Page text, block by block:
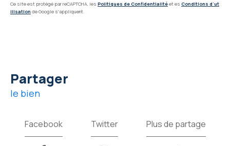
Ce site est protégé par reCAPTCHA, les Politiques de Confidentialitéet es Conditions d'ut
ilisation de Google s'appliquent.
partager
le bien
Facebook Twitter Plus de partage